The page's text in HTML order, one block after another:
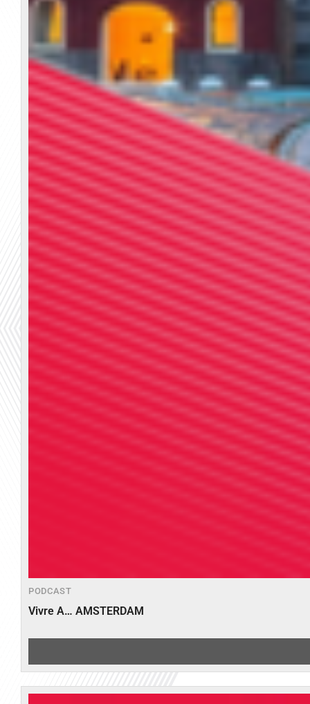
PODCAST
Vivre A… AMSTERDAM